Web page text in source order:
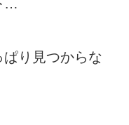
…
り見つからな